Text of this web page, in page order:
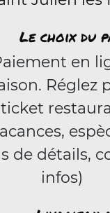
Le choix du
en
Réglez
de détails,
infos)